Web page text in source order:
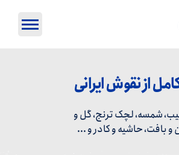
از نقوش ایرانی
شمسه، لچک ترنج، گل و
و بافت، حاشیه و کادر و ...